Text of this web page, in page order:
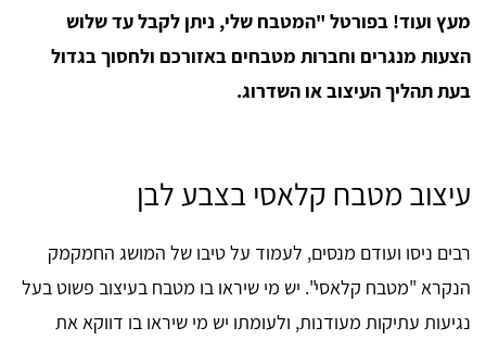
מעץ ועוד! בפורטל "המטבח שלי, ניתן לקבל עד שלוש
הצעות מנגרים וחברות מטבחים באזורכם ולחסוך בגדול
בעת תהליך העיצוב או השדרוג.
עיצוב מטבח קלאסי בצבע לבן
רבים ניסו ועודם מנסים, לעמוד על טיבו של המושג החמקמק
הנקרא "מטבח קלאסי". יש מי שיראו בו מטבח בעיצוב פשוט בעל
נגיעות עתיקות מעודנות, ולעומתו יש מי שיראו בו דווקא את